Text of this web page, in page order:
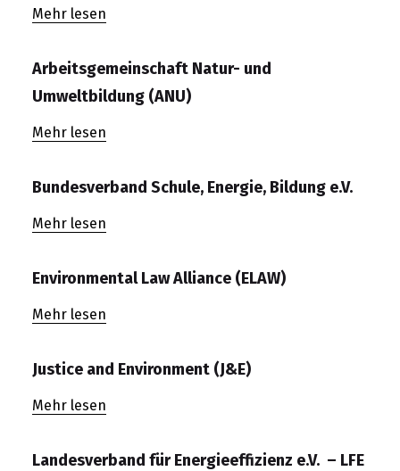
Mehr lesen
Arbeitsgemeinschaft Natur- und
Umweltbildung (ANU)
Mehr lesen
Bundesverband Schule, Energie, Bildung e.V.
Mehr lesen
Environmental Law Alliance (ELAW)
Mehr lesen
Justice and Environment (J&E)
Mehr lesen
Landesverband für Energieeffizienz e.V. – LFE